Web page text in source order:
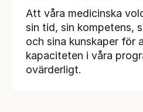
Att våra medicinska
sin tid, sin kompetens,
och sina kunskaper för
kapaciteten i våra
ovärderligt.